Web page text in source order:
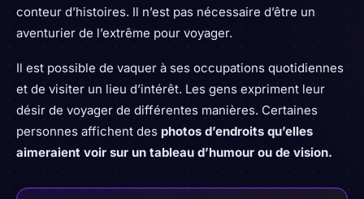
conteur d’histoires. Il n’est pas nécessaire d’être un
aventurier de l’extrême pour voyager.
Il est possible de vaquer à ses occupations quotidiennes
et de visiter un lieu d’intérêt. Les gens expriment leur
désir de voyager de différentes manières. Certaines
personnes affichent des photos d’endroits qu’elles
aimeraient voir sur un tableau d’humour ou de vision.